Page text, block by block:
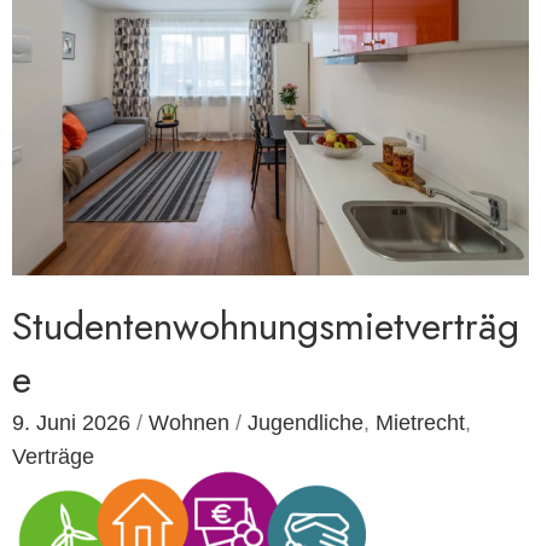
Studentenwohnungsmietverträg
e
9. Juni 2026 / Wohnen / Jugendliche, Mietrecht,
Verträge